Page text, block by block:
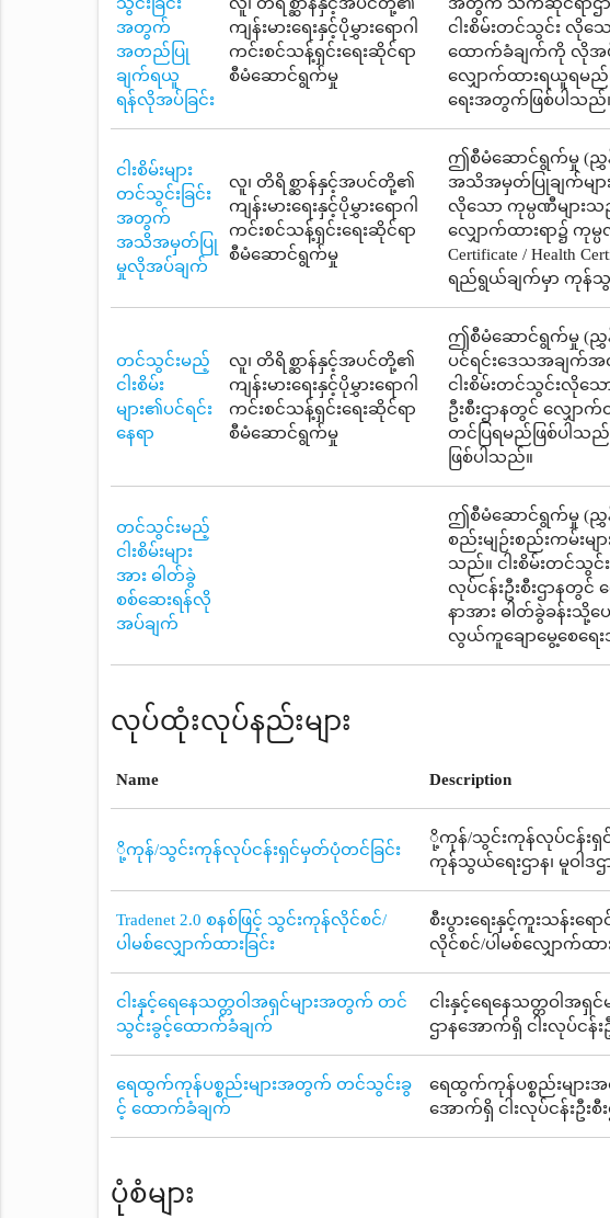
အတွက်
အတည်ပြု
ချက်ရယူ
ရန်လိုအပ်ခြင်း
ကျန်းမားရေးနှင့်ပိုမွှားရောဂါ
ကင်းစင်သန့်ရှင်းရေးဆိုင်ရာ
စီမံဆောင်ရွက်မှု
ငါးစိမ်းတင်သွင်း လိုသ
ထောက်ခံချက်ကို လိုအ
လျှောက်ထားရယူရမ
ရေးအတွက်ဖြစ်ပါသည်
ငါးစိမ်းများ
တင်သွင်းခြင်း
အတွက်
အသိအမှတ်ပြု
မှုလိုအပ်ချက်
လူ၊ တိရိစ္ဆာန်နှင့်အပင်တို့၏
ကျန်းမားရေးနှင့်ပိုမွှားရောဂါ
ကင်းစင်သန့်ရှင်းရေးဆိုင်ရာ
စီမံဆောင်ရွက်မှု
ဤစီမံဆောင်ရွက်မှု (ညွှ
အသိအမှတ်ပြုချက်များ
လိုသော ကုမ္ပဏီများသ
လျှောက်ထားရာ၌ ကု
Certificate / Health
ရည်ရွယ်ချက်မှာ ကုန်သွ
တင်သွင်းမည့်
ငါးစိမ်း
များ၏ပင်ရင်း
နေရာ
လူ၊ တိရိစ္ဆာန်နှင့်အပင်တို့၏
ကျန်းမားရေးနှင့်ပိုမွှားရောဂါ
ကင်းစင်သန့်ရှင်းရေးဆိုင်ရာ
စီမံဆောင်ရွက်မှု
ဤစီမံဆောင်ရွက်မှု (ညွှ
ပင်ရင်းဒေသအချက်အလ
ငါးစိမ်းတင်သွင်းလိုသ
ဦးစီးဌာနတွင် လျှောက်
တင်ပြရမည်ဖြစ်ပါ
ဖြစ်ပါသည်။
တင်သွင်းမည့်
ငါးစိမ်းများ
အား ဓါတ်ခွဲ
စစ်ဆေးရန်လို
အပ်ချက်
ဤစီမံဆောင်ရွက်မှု (ညွှ
စည်းမျဉ်းစည်းကမ်းမျ
သည်။ ငါးစိမ်းတင်သွ
လုပ်ငန်းဦးစီးဌာနတွ
နာအား ဓါတ်ခွဲခန်း
လွယ်ကူချောမွေ့စေရေ
လုပ်ထုံးလုပ်နည်းများ
Name Description
ို့ကုန်/သွင်းကုန်လုပ်ငန်းရှင်မှတ်ပုံတင်ခြင်း
ကုန်/သွင်းကုန်လုပ်ငန်းရှင်မှ
ကုန်သွယ်ရေးဌာန၊ မူဝါဒ
Tradenet 2.0 စနစ်ဖြင့် သွင်းကုန်လိုင်စင်/
ပါမစ်လျှောက်ထားခြင်း
စီးပွားရေးနှင့်ကူးသန်းရေ
လိုင်စင်/ပါမစ်လျှောက်ထား
ငါးနှင့်ရေနေသတ္တဝါအရှင်များအတွက် တင်
သွင်းခွင့်ထောက်ခံချက်
ငါးနှင့်ရေနေသတ္တဝါအရှ
ဌာနအောက်ရှိ ငါးလုပ်ငန်း
ရေထွက်ကုန်ပစ္စည်းများအတွက် တင်သွင်းခွ
င့် ထောက်ခံချက်
ရေထွက်ကုန်ပစ္စည်းများ
အောက်ရှိ ငါးလုပ်ငန်းဦးစီ
ပုံစံများ